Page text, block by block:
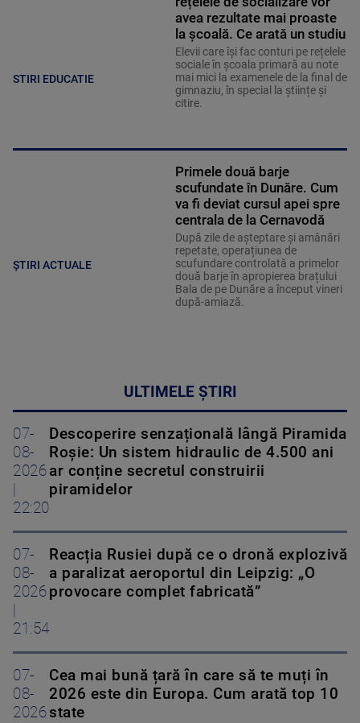
STIRI EDUCATIE
avea rezultate mai proaste
la școală. Ce arată un studiu
Elevii care îşi fac conturi pe rețelele
sociale în școala primară au note
mai mici la examenele de la final de
gimnaziu, în special la științe și
citire.
ȘTIRI ACTUALE
Primele două barje
scufundate în Dunăre. Cum
va fi deviat cursul apei spre
centrala de la Cernavodă
După zile de așteptare și amânări
repetate, operațiunea de
scufundare controlată a primelor
două barje în apropierea brațului
Bala de pe Dunăre a început vineri
după-amiază.
ULTIMELE ȘTIRI
07-
08-
2026
22:20
Descoperire senzațională lângă Piramida
Roșie: Un sistem hidraulic de 4.500 ani
ar conține secretul construirii
piramidelor
07-
08-
2026
21:54
Reacția Rusiei după ce o dronă explozivă
a paralizat aeroportul din Leipzig: „O
provocare complet fabricată”
07-
08-
2026
Cea mai bună țară în care să te muți în
2026 este din Europa. Cum arată top 10
state